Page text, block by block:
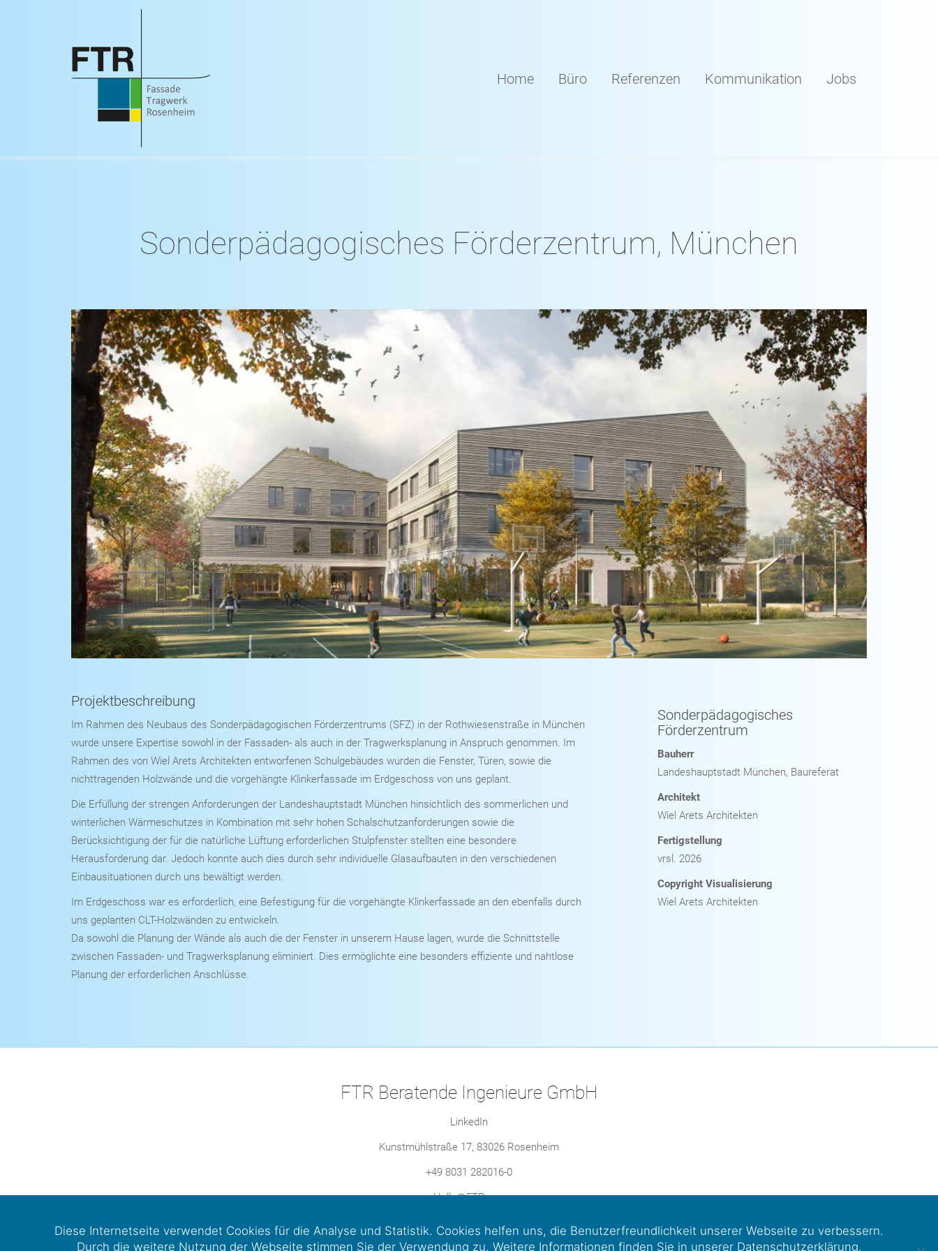
Home Büro Referenzen Kommunikation Jobs
Sonderpädagogisches Förderzentrum, München
thumbnail loading
Sonderpädagogisches
Förderzentrum
Bauherr
Landeshauptstadt München, Baureferat
Architekt
Wiel Arets Architekten
Fertigstellung
vrsl. 2026
Copyright Visualisierung
Wiel Arets Architekten
Projektbeschreibung
Im Rahmen des Neubaus des Sonderpädagogischen Förderzentrums (SFZ) in der Rothwiesenstraße in München
wurde unsere Expertise sowohl in der Fassaden- als auch in der Tragwerksplanung in Anspruch genommen. Im
Rahmen des von Wiel Arets Architekten entworfenen Schulgebäudes wurden die Fenster, Türen, sowie die
nichttragenden Holzwände und die vorgehängte Klinkerfassade im Erdgeschoss von uns geplant.
Die Erfüllung der strengen Anforderungen der Landeshauptstadt München hinsichtlich des sommerlichen und
winterlichen Wärmeschutzes in Kombination mit sehr hohen Schalschutzanforderungen sowie die
Berücksichtigung der für die natürliche Lüftung erforderlichen Stulpfenster stellten eine besondere
Herausforderung dar. Jedoch konnte auch dies durch sehr individuelle Glasaufbauten in den verschiedenen
Einbausituationen durch uns bewältigt werden.
Im Erdgeschoss war es erforderlich, eine Befestigung für die vorgehängte Klinkerfassade an den ebenfalls durch
uns geplanten CLT-Holzwänden zu entwickeln.
Da sowohl die Planung der Wände als auch die der Fenster in unserem Hause lagen, wurde die Schnittstelle
zwischen Fassaden- und Tragwerksplanung eliminiert. Dies ermöglichte eine besonders effiziente und nahtlose
Planung der erforderlichen Anschlüsse.
FTR Beratende Ingenieure GmbH
LinkedIn
Kunstmühlstraße 17, 83026 Rosenheim
+49 8031 282016-0
Hello@FTRo.eu
Diese Internetseite verwendet Cookies für die Analyse und Statistik. Cookies helfen uns, die Benutzerfreundlichkeit unserer Webseite zu verbessern.
Durch die weitere Nutzung der Webseite stimmen Sie der Verwendung zu. Weitere Informationen finden Sie in unserer Datenschutzerklärung.